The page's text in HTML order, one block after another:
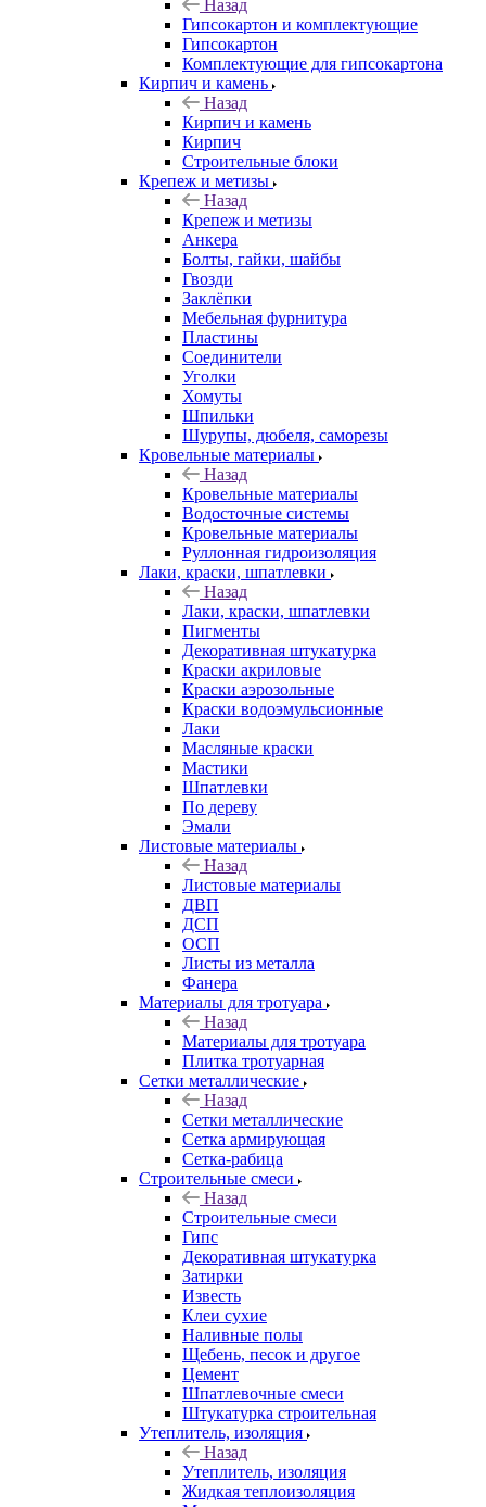
Назад
Гипсокартон и комплектующие
Гипсокартон
Комплектующие для гипсокартона
Кирпич и камень
Назад
Кирпич и камень
Кирпич
Строительные блоки
Крепеж и метизы
Назад
Крепеж и метизы
Анкера
Болты, гайки, шайбы
Гвозди
Заклёпки
Мебельная фурнитура
Пластины
Соединители
Уголки
Хомуты
Шпильки
Шурупы, дюбеля, саморезы
Кровельные материалы
Назад
Кровельные материалы
Водосточные системы
Кровельные материалы
Руллонная гидроизоляция
Лаки, краски, шпатлевки
Назад
Лаки, краски, шпатлевки
Пигменты
Декоративная штукатурка
Краски акриловые
Краски аэрозольные
Краски водоэмульсионные
Лаки
Масляные краски
Мастики
Шпатлевки
По дереву
Эмали
Листовые материалы
Назад
Листовые материалы
ДВП
ДСП
ОСП
Листы из металла
Фанера
Материалы для тротуара
Назад
Материалы для тротуара
Плитка тротуарная
Сетки металлические
Назад
Сетки металлические
Сетка армирующая
Сетка-рабица
Строительные смеси
Назад
Строительные смеси
Гипс
Декоративная штукатурка
Затирки
Известь
Клеи сухие
Наливные полы
Щебень, песок и другое
Цемент
Шпатлевочные смеси
Штукатурка строительная
Утеплитель, изоляция
Назад
Утеплитель, изоляция
Жидкая теплоизоляция